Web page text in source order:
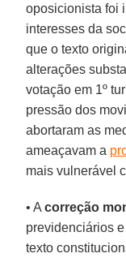
oposicionista foi
interesses da
que o texto
alterações
votação em 1º
pressão dos
abortaram as
ameaçavam a
mais vulnerável
• Acorreção
previdenciários
texto